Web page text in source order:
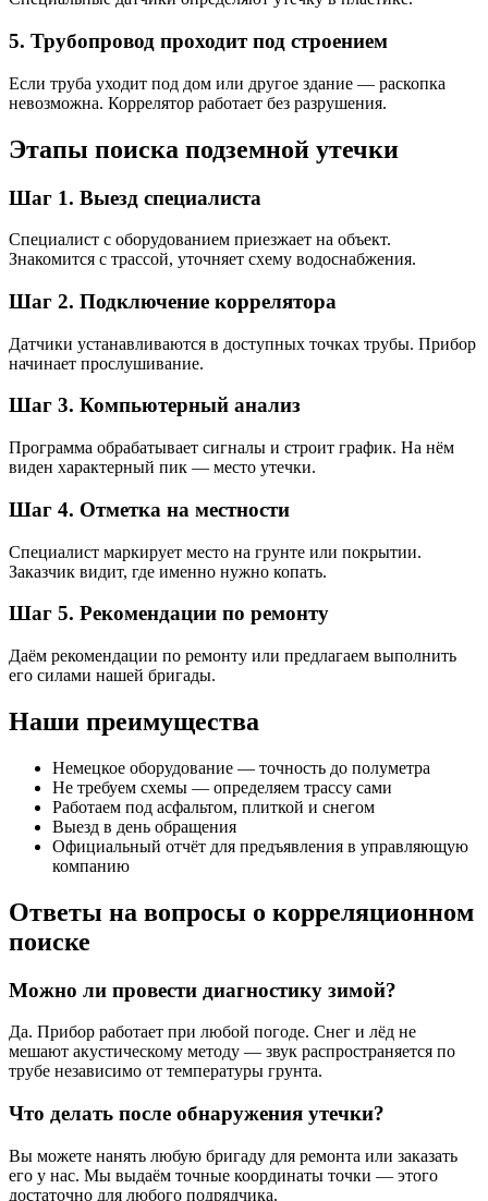
5. Трубопровод проходит под строением
Если труба уходит под дом или другое здание — раскопка
невозможна. Коррелятор работает без разрушения.
Этапы поиска подземной утечки
Шаг 1. Выезд специалиста
Специалист с оборудованием приезжает на объект.
Знакомится с трассой, уточняет схему водоснабжения.
Шаг 2. Подключение коррелятора
Датчики устанавливаются в доступных точках трубы. Прибор
начинает прослушивание.
Шаг 3. Компьютерный анализ
Программа обрабатывает сигналы и строит график. На нём
виден характерный пик — место утечки.
Шаг 4. Отметка на местности
Специалист маркирует место на грунте или покрытии.
Заказчик видит, где именно нужно копать.
Шаг 5. Рекомендации по ремонту
Даём рекомендации по ремонту или предлагаем выполнить
его силами нашей бригады.
Наши преимущества
Немецкое оборудование — точность до полуметра
Не требуем схемы — определяем трассу сами
Работаем под асфальтом, плиткой и снегом
Выезд в день обращения
Официальный отчёт для предъявления в управляющую
компанию
Ответы на вопросы о корреляционном
поиске
Можно ли провести диагностику зимой?
Да. Прибор работает при любой погоде. Снег и лёд не
мешают акустическому методу — звук распространяется по
трубе независимо от температуры грунта.
Что делать после обнаружения утечки?
Вы можете нанять любую бригаду для ремонта или заказать
его у нас. Мы выдаём точные координаты точки — этого
достаточно для любого подрядчика.